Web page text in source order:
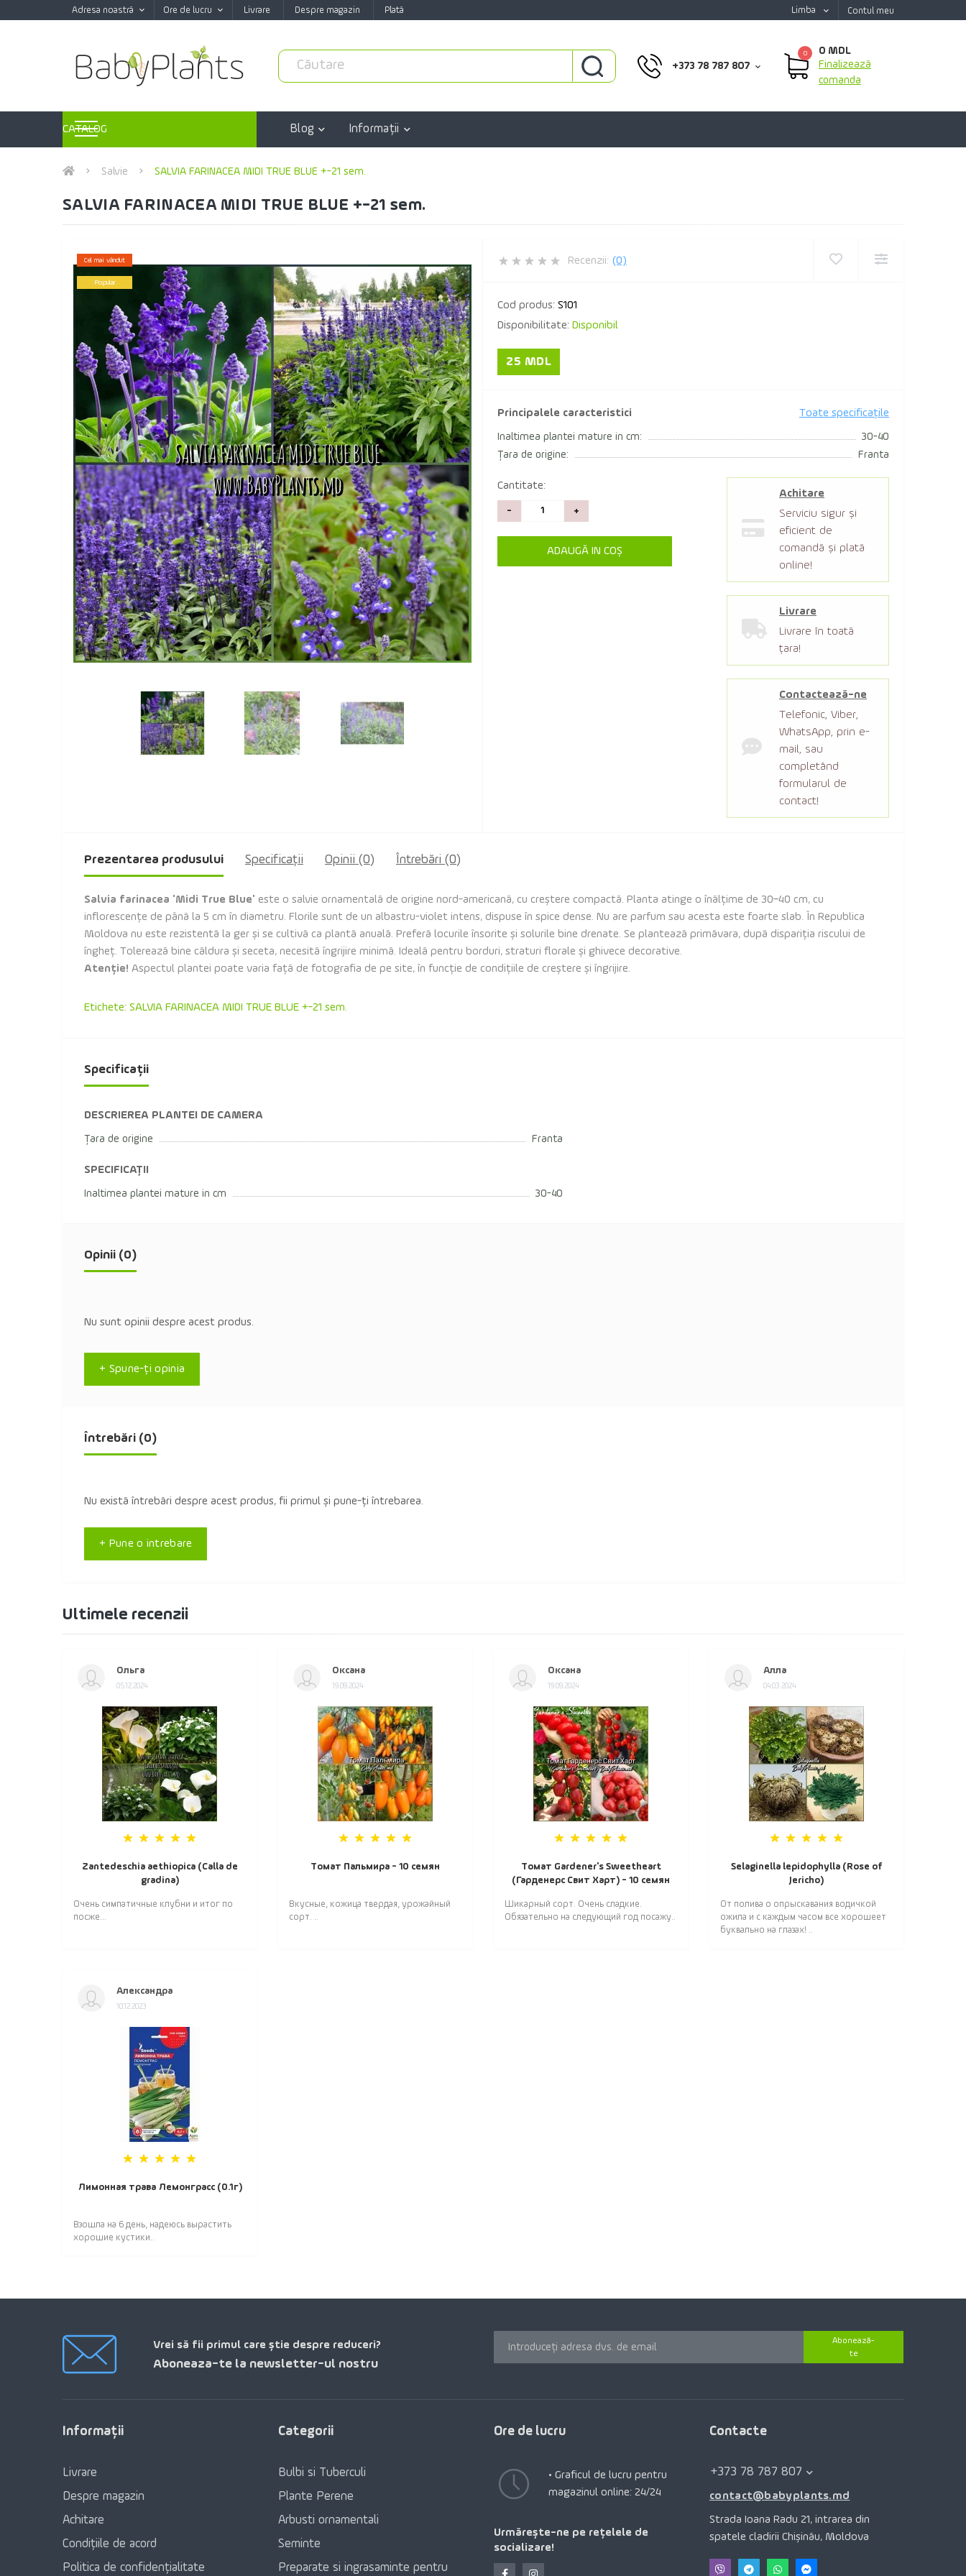
Adresa noastră Ore de lucru Livrare Despre magazin Plată Limba Contul meu
+373 78 787 807
0
0 MDL
Finalizează
comanda
CATALOG Blog Informaţii
Salvie SALVIA FARINACEA MIDI TRUE BLUE +-21 sem.
SALVIA FARINACEA MIDI TRUE BLUE +-21 sem.
Cel mai vândut
Popular
Recenzii: (0)
Cod produs: S101
Disponibilitate: Disponibil
25 MDL
Principalele caracteristici Toate specificațile
Inaltimea plantei mature in cm:
30-40
Țara de origine:
Franta
Cantitate:
- +
ADAUGĂ IN COŞ
Achitare
Serviciu sigur şi
eficient de
comandă şi plată
online!
Livrare
Livrare în toată
țara!
Contactează-ne
Telefonic, Viber,
WhatsApp, prin e-
mail, sau
completând
formularul de
contact!
Prezentarea produsului Specificaţii Opinii (0) Întrebări (0)
Salvia farinacea 'Midi True Blue' este o salvie ornamentală de origine nord-americană, cu creștere compactă. Planta atinge o înălțime de 30–40 cm, cu
inflorescențe de până la 5 cm în diametru. Florile sunt de un albastru-violet intens, dispuse în spice dense. Nu are parfum sau acesta este foarte slab. În Republica
Moldova nu este rezistentă la ger și se cultivă ca plantă anuală. Preferă locurile însorite și solurile bine drenate. Se plantează primăvara, după dispariția riscului de
îngheț. Tolerează bine căldura și seceta, necesită îngrijire minimă. Ideală pentru borduri, straturi florale și ghivece decorative.
Atenție! Aspectul plantei poate varia față de fotografia de pe site, în funcție de condițiile de creștere și îngrijire.
Etichete: SALVIA FARINACEA MIDI TRUE BLUE +-21 sem.
Specificații
DESCRIEREA PLANTEI DE CAMERA
Țara de origine Franta
SPECIFICAȚII
Inaltimea plantei mature in cm 30-40
Opinii (0)
Nu sunt opinii despre acest produs.
+ Spune-ţi opinia
Întrebări (0)
Nu există întrebări despre acest produs, fii primul și pune-ți întrebarea.
+ Pune o intrebare
Ultimele recenzii
Ольга
05.12.2024
Zantedeschia aethiopica (Calla de
gradina)
Очень симпатичные клубни и итог по
посже...
Оксана
19.09.2024
Томат Пальмира - 10 семян
Вкусные, кожица твердая, урожайный
сорт. ..
Оксана
19.09.2024
Томат Gardener's Sweetheart
(Гарденерс Свит Харт) - 10 семян
Шикарный сорт. Очень сладкие.
Обязательно на следующий год посажу..
Алла
04.03.2024
Selaginella lepidophylla (Rose of
Jericho)
От полива о опрыскавания водичкой
ожила и с каждым часом все хорошеет
буквально на глазах! ..
Александра
10.12.2023
Лимонная трава Лемонграсс (0.1г)
Взошла на 6 день, надеюсь вырастить
хорошие кустики..
Vrei să fii primul care știe despre reduceri?
Aboneaza-te la newsletter-ul nostru
Abonează-
te
Informaţii
Livrare
Despre magazin
Achitare
Condițiile de acord
Politica de confidențialitate
Categorii
Bulbi si Tuberculi
Plante Perene
Arbusti ornamentali
Seminte
Preparate si ingrasaminte pentru
Ore de lucru
• Graficul de lucru pentru
magazinul online: 24/24
Urmărește-ne pe rețelele de
socializare!
Contacte
+373 78 787 807
contact@babyplants.md
Strada Ioana Radu 21, intrarea din
spatele cladirii Chișinău, Moldova